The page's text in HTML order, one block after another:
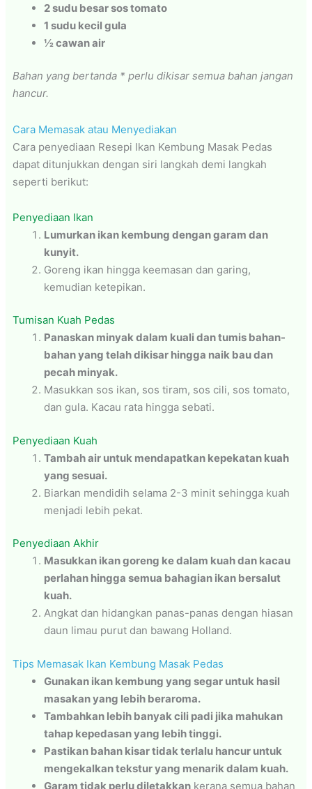
2 sudu besar sos tomato
1 sudu kecil gula
½ cawan air
Bahan yang bertanda * perlu dikisar semua bahan jangan
hancur.
Cara Memasak atau Menyediakan
Cara penyediaan Resepi Ikan Kembung Masak Pedas
dapat ditunjukkan dengan siri langkah demi langkah
seperti berikut:
Penyediaan Ikan
Lumurkan ikan kembung dengan garam dan
kunyit.
Goreng ikan hingga keemasan dan garing,
kemudian ketepikan.
Tumisan Kuah Pedas
Panaskan minyak dalam kuali dan tumis bahan-
bahan yang telah dikisar hingga naik bau dan
pecah minyak.
Masukkan sos ikan, sos tiram, sos cili, sos tomato,
dan gula. Kacau rata hingga sebati.
Penyediaan Kuah
Tambah air untuk mendapatkan kepekatan kuah
yang sesuai.
Biarkan mendidih selama 2-3 minit sehingga kuah
menjadi lebih pekat.
Penyediaan Akhir
Masukkan ikan goreng ke dalam kuah dan kacau
perlahan hingga semua bahagian ikan bersalut
kuah.
Angkat dan hidangkan panas-panas dengan hiasan
daun limau purut dan bawang Holland.
Tips Memasak Ikan Kembung Masak Pedas
Gunakan ikan kembung yang segar untuk hasil
masakan yang lebih beraroma.
Tambahkan lebih banyak cili padi jika mahukan
tahap kepedasan yang lebih tinggi.
Pastikan bahan kisar tidak terlalu hancur untuk
mengekalkan tekstur yang menarik dalam kuah.
Garam tidak perlu diletakkan kerana semua bahan